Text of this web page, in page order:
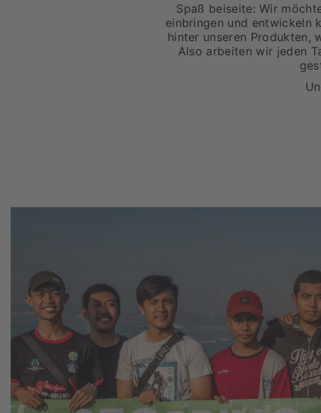
Spaß beiseite: Wir
einbringen und entwickeln
hinter unseren Produkten,
Also arbeiten wir jeden